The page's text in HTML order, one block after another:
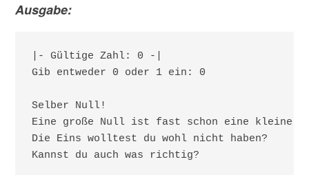
Ausgabe:
|- Gültige Zahl: 0 -|
Gib entweder 0 oder 1 ein: 0
Selber Null!
Eine große Null ist fast schon eine kleine
Die Eins wolltest du wohl nicht haben?